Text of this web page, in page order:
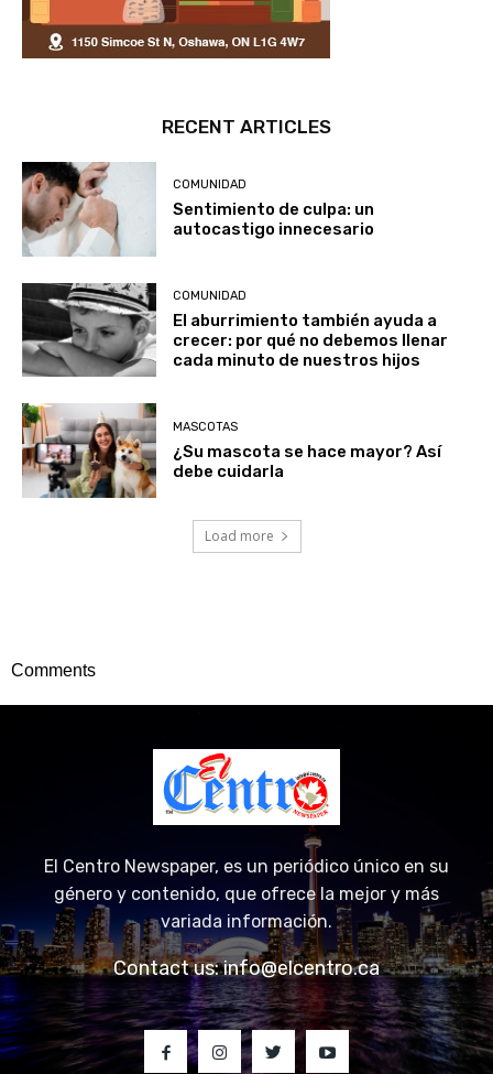
RECENT ARTICLES
COMUNIDAD
Sentimiento de culpa: un
autocastigo innecesario
COMUNIDAD
El aburrimiento también ayuda a
crecer: por qué no debemos llenar
cada minuto de nuestros hijos
MASCOTAS
¿Su mascota se hace mayor? Así
debe cuidarla
Load more
Comments
El Centro Newspaper, es un periódico único en su
género y contenido, que ofrece la mejor y más
variada información.
Contact us:info@elcentro.ca